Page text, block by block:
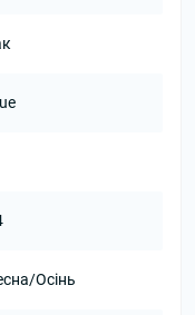
Осінь